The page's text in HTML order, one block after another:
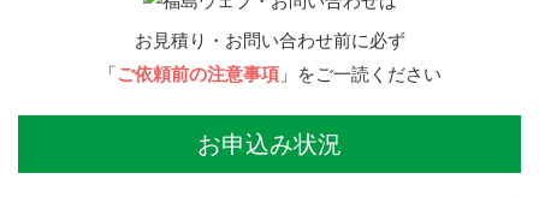
お見積り・お問い合わせ前に必ず
「ご依頼前の注意事項」をご一読ください
お申込み状況